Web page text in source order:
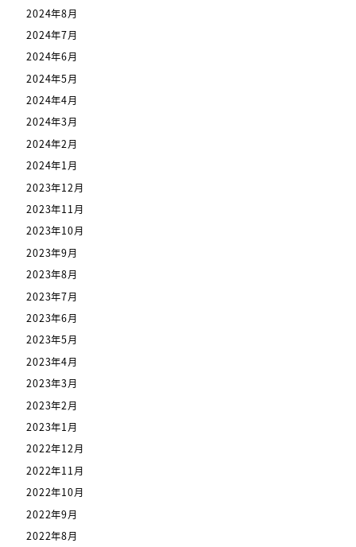
2024年8月
2024年7月
2024年6月
2024年5月
2024年4月
2024年3月
2024年2月
2024年1月
2023年12月
2023年11月
2023年10月
2023年9月
2023年8月
2023年7月
2023年6月
2023年5月
2023年4月
2023年3月
2023年2月
2023年1月
2022年12月
2022年11月
2022年10月
2022年9月
2022年8月